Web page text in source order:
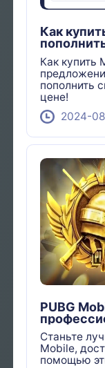
Как
Как купить
пополнить
цене!
2024-
PUBG
Conqueror
Станьте
Mobile,
помощью